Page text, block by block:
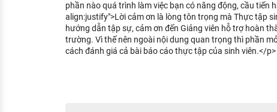
phần nào quá trình làm việc bạn có năng động, cầu tiến
align:justify">Lời cảm ơn là lòng tôn trọng mà Thực tập
hướng dẫn tập sự, cảm ơn đến Giảng viên hỗ trợ hoàn
trường. Vì thế nên ngoài nội dung quan trọng thì phần
cách đánh giá cả bài báo cáo thực tập của sinh viên.</p>